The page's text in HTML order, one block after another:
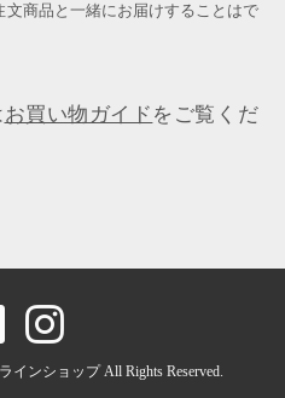
商品と一緒にお届けすることはで
お買い物ガイド をご覧くだ
インショップ All Rights Reserved.